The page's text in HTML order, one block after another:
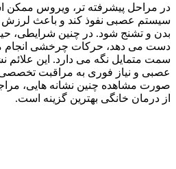
در مراحل پیشرفته‌ تر، ویروس ممکن
سیستم عصبی نفوذ کند و باعث
بدن و تشنج شود. در چنین شرایطی،
دست می‌ دهد، حرکات چرخشی انجام
سمت متمایل نگه می‌ دارد. این علائم
عصبی و نیاز فوری به مراقبت
صورت مشاهده چنین نشانه‌ هایی،
از درمان خانگی بهترین گزینه است.